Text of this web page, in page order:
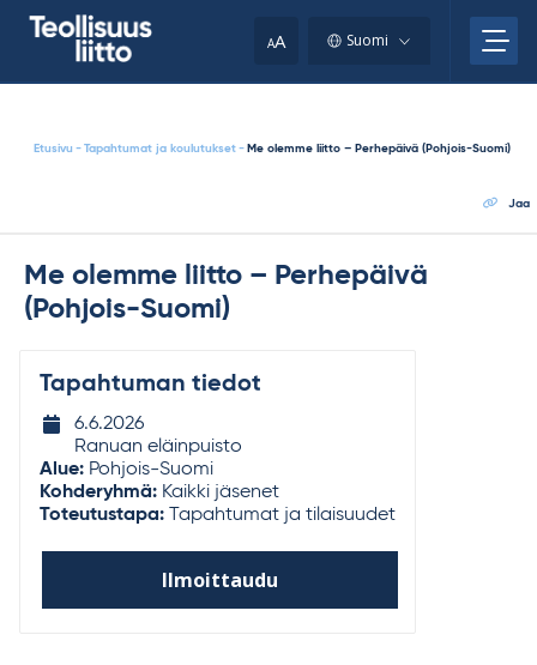
AA Suomi
Etusivu - Tapahtumat ja koulutukset - Me olemme liitto – Perhepäivä (Pohjois-Suomi)
Jaa
Me olemme liitto – Perhepäivä
(Pohjois-Suomi)
Tapahtuman tiedot
Tapahtuman
ajankohta
6.6.2026
Ranuan eläinpuisto
Alue: Pohjois-Suomi
Kohderyhmä: Kaikki jäsenet
Toteutustapa:
Tapahtumat ja tilaisuudet
Ilmoittaudu
clipboard.)